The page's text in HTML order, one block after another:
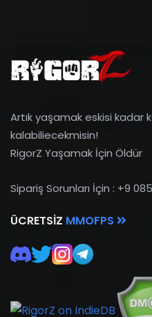
Artık yaşamak eskisi kadar
kalabiliecekmisin!
RigorZ Yaşamak İçin Öldür
Sipariş Sorunları İçin : +9
ÜCRETSIZ MMOFPS